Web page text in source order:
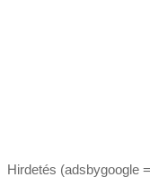
Hirdetés (adsbygoogle